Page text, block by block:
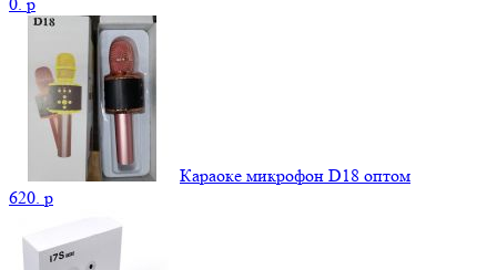
Караоке микрофон D18 оптом
620. p